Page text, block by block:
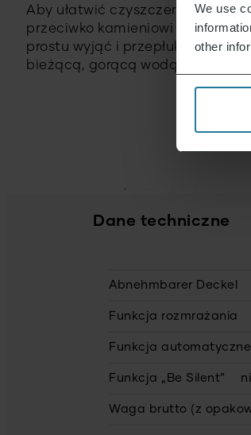
We use
other
Aby ułatwić czyszczenie, filtr
przeciwko kamieniowi można po
prostu wyjąć i przepłukać pod
bieżącą, gorącą wodą.
Dane techniczne
Abnehmbarer Deckel
Funkcja rozmrażania
Funkcja
Funkcja „Be Silent”
Waga brutto (z